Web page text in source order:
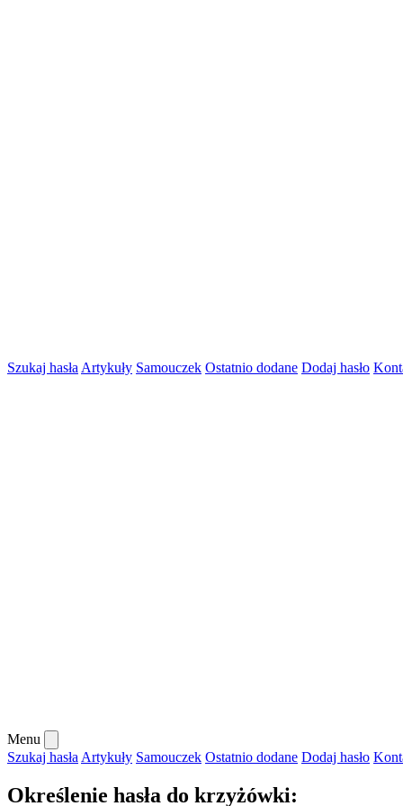
Szukaj hasła Artykuły Samouczek Ostatnio dodane Dodaj hasło
Menu
Szukaj hasła Artykuły Samouczek Ostatnio dodane Dodaj hasło
Określenie hasła do krzyżówki: